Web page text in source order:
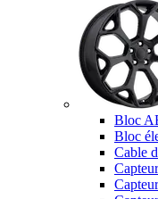
Bloc
Bloc
Cable